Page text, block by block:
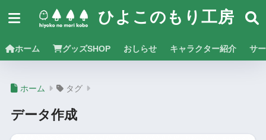
ひよこのもり工房
ホーム グッズSHOP おしらせ キャラクター紹介 サ
ホーム タグ
データ作成